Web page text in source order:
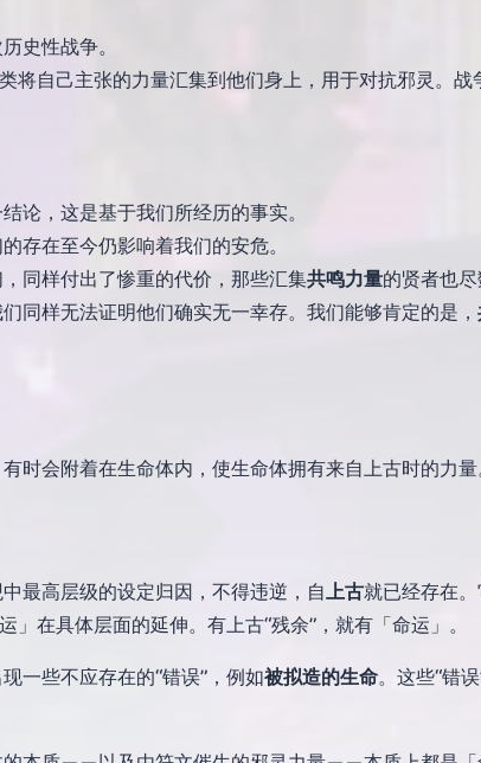
史性战争。
类将自己主张的力量汇集到他们身上，用于对抗邪灵。战
论，这是基于我们所经历的事实。
存在至今仍影响着我们的安危。
同样付出了惨重的代价，那些汇集共鸣力量的贤者也尽
同样无法证明他们确实无一幸存。我们能够肯定的是，
时会附着在生命体内，使生命体拥有来自上古时的力量
中最高层级的设定归因，不得违逆，自上古就已经存在。
在具体层面的延伸。有上古“残余”，就有「命运」。
一些不应存在的“错误”，例如被拟造的生命。这些“错